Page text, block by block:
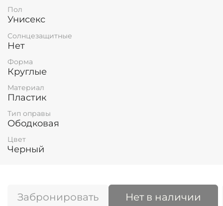
Пол
Унисекс
Солнцезащитные
Нет
Форма
Круглые
Материал
Пластик
Тип оправы
Ободковая
Цвет
Черный
Забронировать Нет в наличии